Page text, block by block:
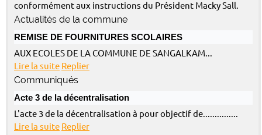
conformément aux instructions du Président Macky Sall.
Actualités de la commune
REMISE DE FOURNITURES SCOLAIRES
AUX ECOLES DE LA COMMUNE DE SANGALKAM...
Lire la suite Replier
Communiqués
Acte 3 de la décentralisation
L'acte 3 de la décentralisation à pour objectif de...............
Lire la suite Replier